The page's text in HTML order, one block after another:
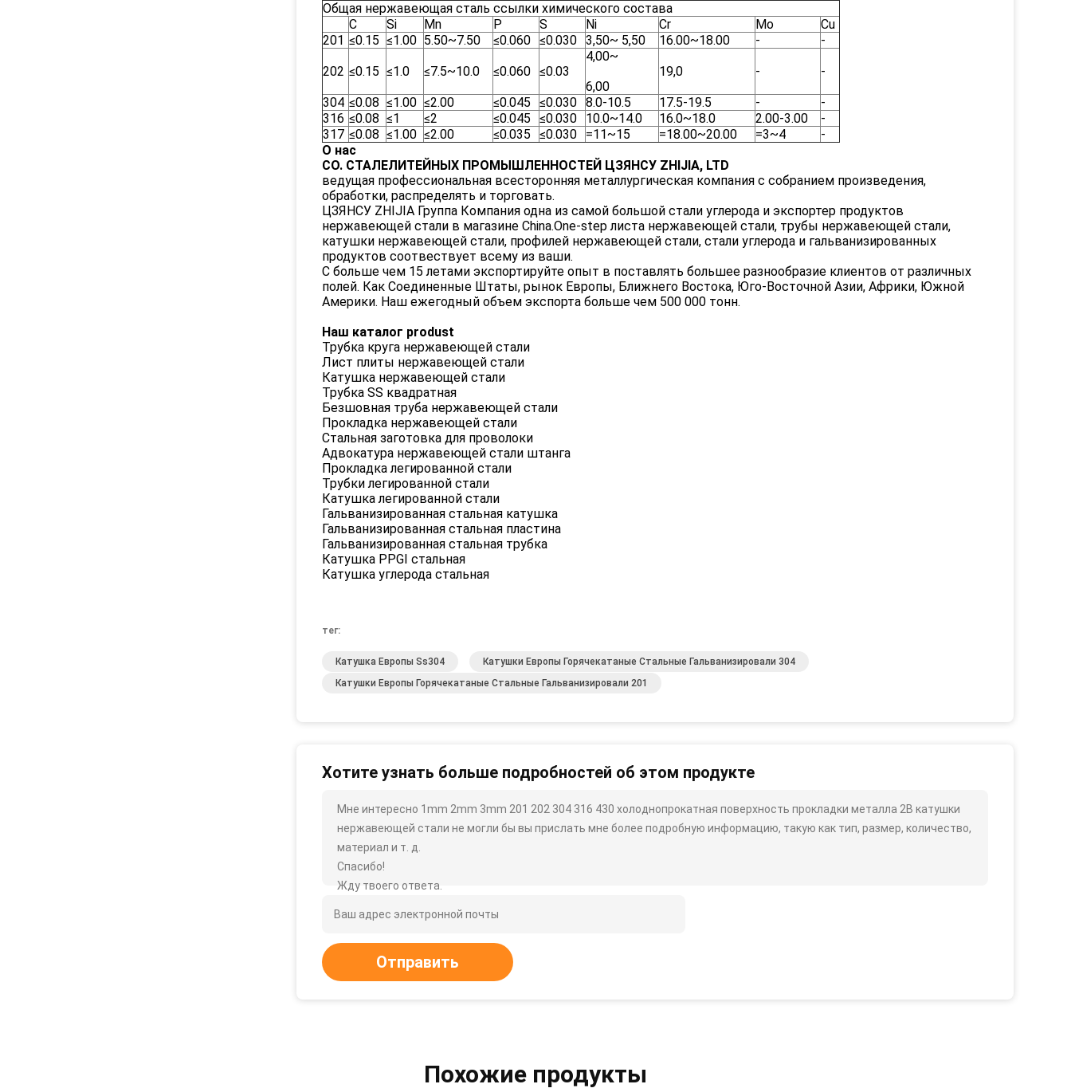
Общая нержавеющая сталь ссылки химического состава
C
Si Mn P S Ni Cr Mo
Cu
201 ≤0.15 ≤1.00 5.50~7.50 ≤0.060 ≤0.030 3,50~ 5,50 16.00~18.00 - -
202 ≤0.15 ≤1.0 ≤7.5~10.0 ≤0.060 ≤0.03
4,00~
6,00
19,0 - -
304 ≤0.08 ≤1.00 ≤2.00 ≤0.045 ≤0.030 8.0-10.5 17.5-19.5 -
-
316 ≤0.08 ≤1 ≤2 ≤0.045 ≤0.030 10.0~14.0 16.0~18.0 2.00-3.00
-
317 ≤0.08 ≤1.00 ≤2.00 ≤0.035 ≤0.030 =11~15 =18.00~20.00 =3~4
-
О нас
CO. СТАЛЕЛИТЕЙНЫХ ПРОМЫШЛЕННОСТЕЙ ЦЗЯНСУ ZHIJIA, LTD
ведущая профессиональная всесторонняя металлургическая компания с собранием произведения,
обработки, распределять и торговать.
ЦЗЯНСУ ZHIJIA Группа Компания одна из самой большой стали углерода и экспортер продуктов
нержавеющей стали в магазине China.One-step листа нержавеющей стали, трубы нержавеющей стали,
катушки нержавеющей стали, профилей нержавеющей стали, стали углерода и гальванизированных
продуктов соотвествует всему из ваши.
С больше чем 15 летами экспортируйте опыт в поставлять большее разнообразие клиентов от различных
полей. Как Соединенные Штаты, рынок Европы, Ближнего Востока, Юго-Восточной Азии, Африки, Южной
Америки. Наш ежегодный объем экспорта больше чем 500 000 тонн.
Наш каталог produst
Трубка круга нержавеющей стали
Лист плиты нержавеющей стали
Катушка нержавеющей стали
Трубка SS квадратная
Безшовная труба нержавеющей стали
Прокладка нержавеющей стали
Стальная заготовка для проволоки
Адвокатура нержавеющей стали штанга
Прокладка легированной стали
Трубки легированной стали
Катушка легированной стали
Гальванизированная стальная катушка
Гальванизированная стальная пластина
Гальванизированная стальная трубка
Катушка PPGI стальная
Катушка углерода стальная
тег:
Катушка Европы Ss304
Катушки Европы Горячекатаные Стальные Гальванизировали 304
Катушки Европы Горячекатаные Стальные Гальванизировали 201
Хотите узнать больше подробностей об этом продукте
Мне интересно 1mm 2mm 3mm 201 202 304 316 430 холоднопрокатная поверхность прокладки металла 2B катушки
нержавеющей стали не могли бы вы прислать мне более подробную информацию, такую ​​как тип, размер, количество,
материал и т. д.
Спасибо!
Жду твоего ответа.
Отправить
Похожие продукты